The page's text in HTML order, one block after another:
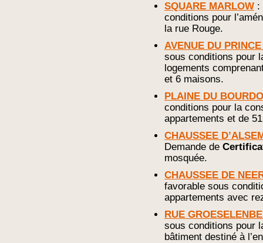
SQUARE MARLOW :
conditions pour
la rue Rouge.
AVENUE DU
sous conditions pour
logements
et 6 maisons.
PLAINE DU
conditions pour la
appartements et de
CHAUSSEE
Demande de
mosquée.
CHAUSSEE DE
favorable sous
appartements avec
RUE
sous conditions pour
bâtiment destiné à